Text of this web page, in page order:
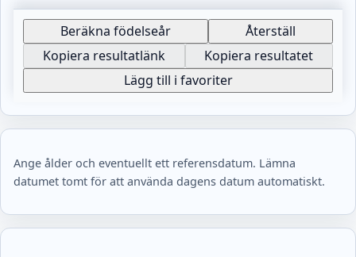
Beräkna födelseår
Återställ
Kopiera resultatlänk
Kopiera resultatet
Lägg till i favoriter
Ange ålder och eventuellt ett referensdatum. Lämna
datumet tomt för att använda dagens datum automatiskt.